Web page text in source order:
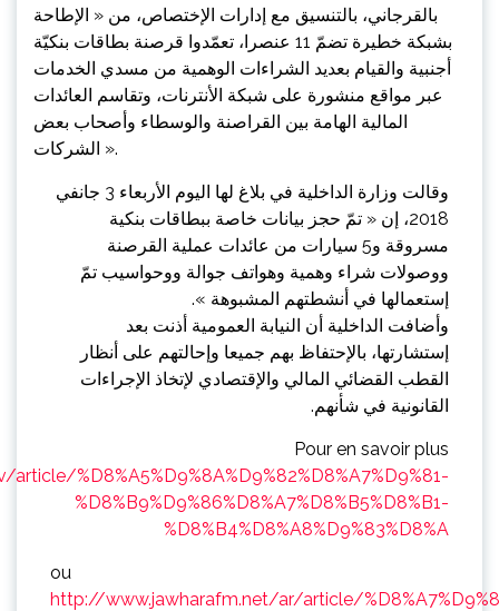
بالقرجاني، بالتنسيق مع إدارات الإختصاص، من « الإطاحة
بشبكة خطيرة تضمّ 11 عنصرا، تعمّدوا قرصنة بطاقات بنكيّة
أجنبية والقيام بعديد الشراءات الوهمية من مسدي الخدمات
عبر مواقع منشورة على شبكة الأنترنات، وتقاسم العائدات
المالية الهامة بين القراصنة والوسطاء وأصحاب بعض
الشركات ».
وقالت وزارة الداخلية في بلاغ لها اليوم الأربعاء 3 جانفي
2018، إن « تمّ حجز بيانات خاصة ببطاقات بنكية
مسروقة و5 سيارات من عائدات عملية القرصنة
ووصولات شراء وهمية وهواتف جوالة ووحواسيب تمّ
إستعمالها في أنشطتهم المشبوهة ».
وأضافت الداخلية أن النيابة العمومية أذنت بعد
إستشارتها، بالإحتفاظ بهم جميعا وإحالتهم على أنظار
القطب القضائي المالي والإقتصادي لإتخاذ الإجراءات
القانونية في شأنهم.
Pour en savoir plus
%D8%A5%D9%8A%D9%82%D8%A7%D9%81-
%D8%B9%D9%86%D8%A7%D8%B5%D8%B1-
%D8%B4%D8%A8%D9%83%D8%A
ou
http://www.jawharafm.net/ar/article/